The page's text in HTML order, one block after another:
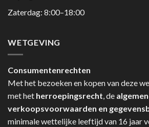
Zaterdag: 8:00–18:00
WETGEVING
Consumentenrechten
Met het bezoeken en kopen van deze
met het herroepingsrecht, de
verkoopsvoorwaarden en
minimale wettelijke leeftijd van 16 jaar